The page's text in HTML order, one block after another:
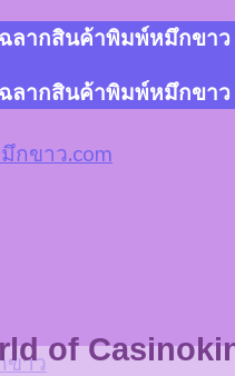
ากสินค้าพิมพ์หมึกขาว
ากสินค้าพิมพ์หมึกขาว
ขาวof